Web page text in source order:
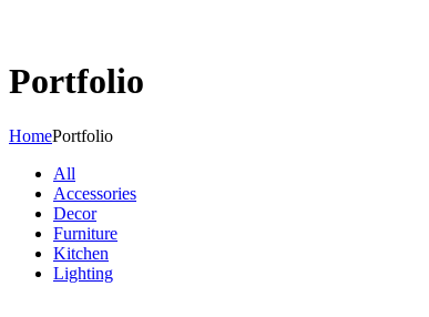
Portfolio
HomePortfolio
All
Accessories
Decor
Furniture
Kitchen
Lighting